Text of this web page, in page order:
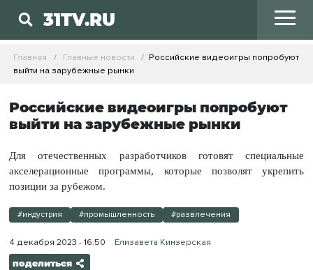
31TV.RU
Главная Главные новости
Российские видеоигры попробуют
выйти на зарубежные рынки
Российские видеоигры попробуют
выйти на зарубежные рынки
Для отечественных разработчиков готовят специальные
акселерационные программы, которые позволят укрепить
позиции за рубежом.
#индустрия #промышленность #развлечения
4 декабря 2023 - 16:50 Елизавета Кинзерская
поделиться